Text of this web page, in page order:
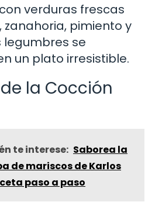
verduras frescas
pimiento y
se
un plato irresistible.
la Cocción
te interese: Saborea la
de mariscos de Karlos
paso a paso